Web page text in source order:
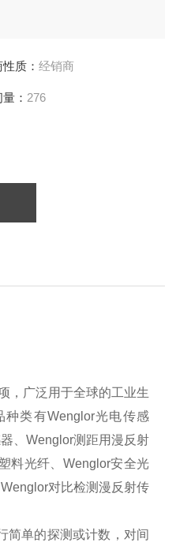
质： 经销商
： 276
，广泛用于全球的工业生
类有Wenglor光电传感
、Wenglor测距用漫反射
料光纤、Wenglor安全光
对比检测漫反射传
简单的探测或计数，对间